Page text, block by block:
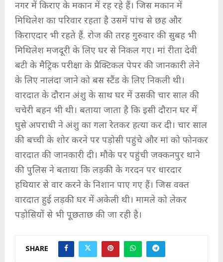
नगर में किराए के मकान में रह रहे हैं। जिस मकान में
मिथिलेश का परिवार रहता है उसमें पांच से छह और
किराएदार भी रहते हैं. रोज की तरह गुरुवार की सुबह भी
मिथिलेश मजदूरी के लिए घर से निकल गए। मां रीता देवी
बटी के मैट्रिक परीक्षा के प्रैक्टिकल पेपर की जानकारी लेने
के लिए नालंदा जाने को बस स्टैंड के लिए निकली थी।
वारदात के दौरान अंशु के साथ घर में उसकी चार साल की
चचेरी बहन भी थी। बताया जाता है कि इसी दौरान घर में
घुसे अपराधी ने अंशु का गला रेतकर हत्या कर दी। चार साल
की बच्ची के शोर करने पर पड़ोसी पहुंचे और मां को फोनकर
वारदात की जानकारी दी। मौके पर पहुंची जक्कनपुर थाने
की पुलिस ने बताया कि लड़की के गरदन पर धारदार
हथियार से वार करने के निशान पाए गए हैं। जिस वक्त
वारदात हुई लड़की घर में अकेली थी। मामले को लेकर
पड़ोसियों से भी पूछताछ की जा रही है।
SHARE